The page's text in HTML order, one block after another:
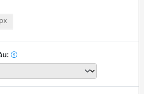
px